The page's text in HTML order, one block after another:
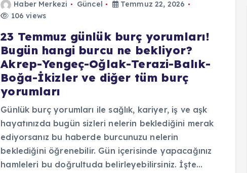
Haber Merkezi Güncel
Temmuz 22, 2026
106 views
23 Temmuz günlük burç yorumları!
Bugün hangi burcu ne bekliyor?
Akrep-Yengeç-Oğlak-Terazi-Balık-
Boğa-İkizler ve diğer tüm burç
yorumları
Günlük burç yorumları ile sağlık, kariyer, iş ve aşk
hayatınızda bugün sizleri nelerin beklediğini merak
ediyorsanız bu haberde burcunuzu nelerin
beklediğini öğrenebilir. Gün içerisinde yapacağınız
hamleleri bu doğrultuda belirleyebilirsiniz. İşte…